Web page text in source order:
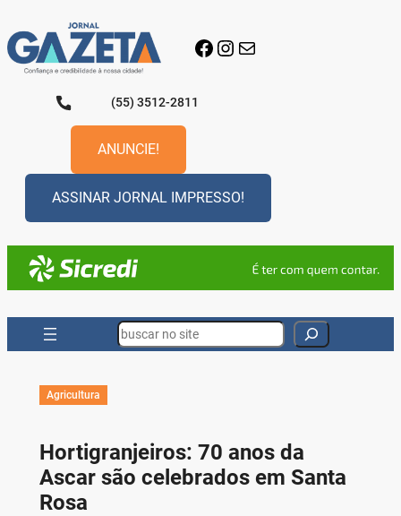
para
o
conteúdo
Facebook
Instagram
E-mail
(55) 3512-2811
ANUNCIE!
ASSINAR JORNAL IMPRESSO!
Search
Agricultura
Hortigranjeiros: 70 anos da
Ascar são celebrados em Santa
Rosa